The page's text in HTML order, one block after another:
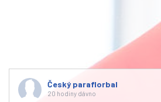
Český paraflorbal
20 hodiny dávno